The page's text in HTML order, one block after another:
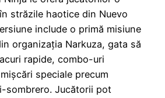
străzile haotice din Nuevo
include o primă misiune
organizația Narkuza, gata să
rapide, combo-uri
speciale precum
sombrero. Jucătorii pot